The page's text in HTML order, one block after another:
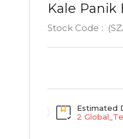
Kale Panik
Stock Code
Estimated
2